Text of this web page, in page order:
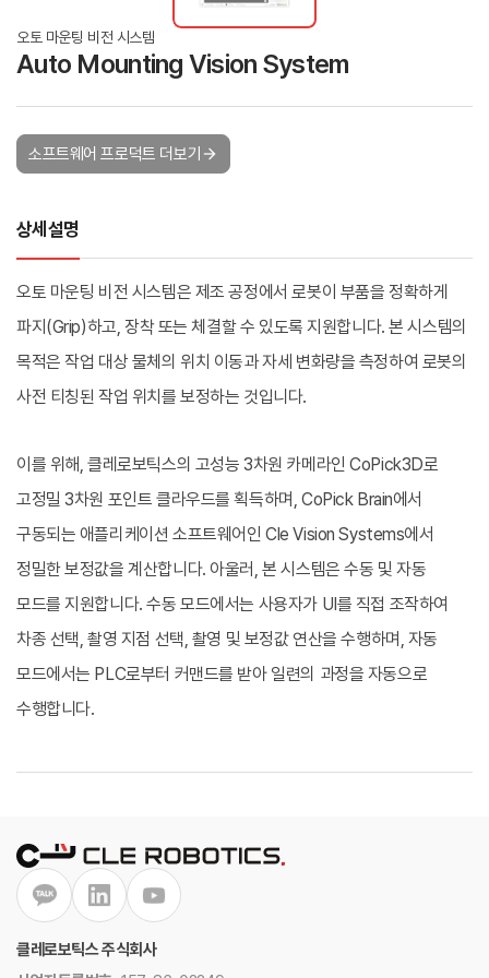
오토 마운팅 비전 시스템
Auto Mounting Vision System
소프트웨어 프로덕트 더보기
상세설명
오토 마운팅 비전 시스템은 제조 공정에서 로봇이 부품을 정확하게
파지(Grip)하고, 장착 또는 체결할 수 있도록 지원합니다. 본 시스템의
목적은 작업 대상 물체의 위치 이동과 자세 변화량을 측정하여 로봇의
사전 티칭된 작업 위치를 보정하는 것입니다.
이를 위해, 클레로보틱스의 고성능 3차원 카메라인 CoPick3D로
고정밀 3차원 포인트 클라우드를 획득하며, CoPick Brain에서
구동되는 애플리케이션 소프트웨어인 Cle Vision Systems에서
정밀한 보정값을 계산합니다. 아울러, 본 시스템은 수동 및 자동
모드를 지원합니다. 수동 모드에서는 사용자가 UI를 직접 조작하여
차종 선택, 촬영 지점 선택, 촬영 및 보정값 연산을 수행하며, 자동
모드에서는 PLC로부터 커맨드를 받아 일련의 과정을 자동으로
수행합니다.
클레로보틱스 주식회사